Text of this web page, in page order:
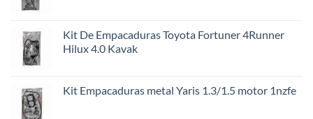
Kit De Empacaduras Toyota Fortuner 4Runner
Hilux 4.0 Kavak
Kit Empacaduras metal Yaris 1.3/1.5 motor 1nzfe